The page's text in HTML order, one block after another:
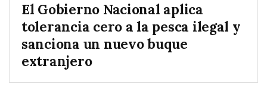
El Gobierno Nacional aplica
tolerancia cero a la pesca ilegal y
sanciona un nuevo buque
extranjero